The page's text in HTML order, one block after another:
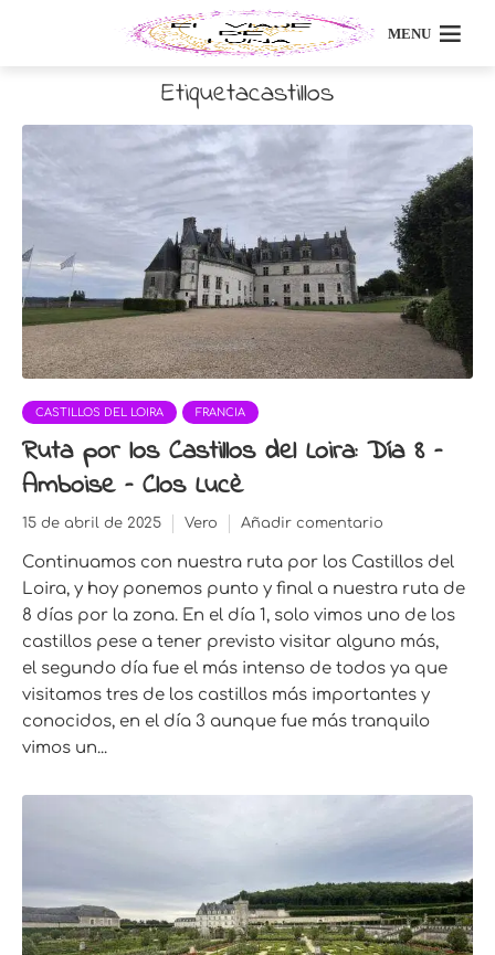
MENU
Etiquetacastillos
CASTILLOS DEL LOIRA FRANCIA
Ruta por los Castillos del Loira: Día 8 –
Amboise – Clos Lucè
15 de abril de 2025 Vero Añadir comentario
Continuamos con nuestra ruta por los Castillos del
Loira, y hoy ponemos punto y final a nuestra ruta de
8 días por la zona. En el día 1, solo vimos uno de los
castillos pese a tener previsto visitar alguno más,
el segundo día fue el más intenso de todos ya que
visitamos tres de los castillos más importantes y
conocidos, en el día 3 aunque fue más tranquilo
vimos un...